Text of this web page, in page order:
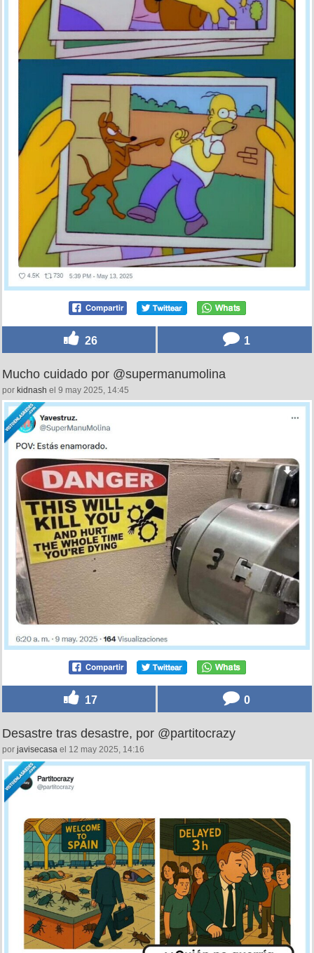
26 1
Mucho cuidado por @supermanumolina
por kidnash el 9 may 2025, 14:45
17 0
Desastre tras desastre, por @partitocrazy
por javisecasa el 12 may 2025, 14:16